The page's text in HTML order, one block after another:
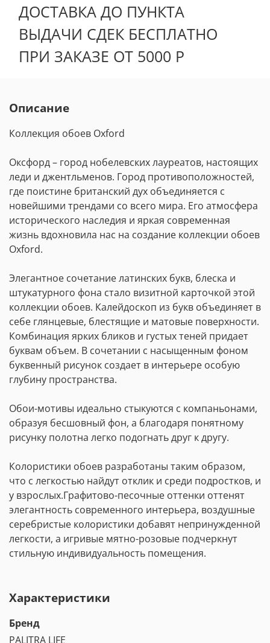
ДОСТАВКА ДО ПУНКТА
ВЫДАЧИ СДЕК БЕСПЛАТНО
ПРИ ЗАКАЗЕ ОТ 5000 Р
Описание
Коллекция обоев Oxford
Оксфорд – город нобелевских лауреатов, настоящих
леди и джентльменов. Город противоположностей,
где поистине британский дух объединяется с
новейшими трендами со всего мира. Его атмосфера
исторического наследия и яркая современная
жизнь вдохновила нас на создание коллекции обоев
Oxford.
Элегантное сочетание латинских букв, блеска и
штукатурного фона стало визитной карточкой этой
коллекции обоев. Калейдоскоп из букв объединяет в
себе глянцевые, блестящие и матовые поверхности.
Комбинация ярких бликов и густых теней придает
буквам объем. В сочетании с насыщенным фоном
буквенный рисунок создает в интерьере особую
глубину пространства.
Обои-мотивы идеально стыкуются с компаньонами,
образуя бесшовный фон, а благодаря понятному
рисунку полотна легко подогнать друг к другу.
Колористики обоев разработаны таким образом,
что с легкостью найдут отклик и среди подростков, и
у взрослых.Графитово-песочные оттенки оттенят
элегантность современного интерьера, воздушные
серебристые колористики добавят непринужденной
легкости, а игривые мятно-розовые подчеркнут
стильную индивидуальность помещения.
Характеристики
Бренд
PALITRA LIFE